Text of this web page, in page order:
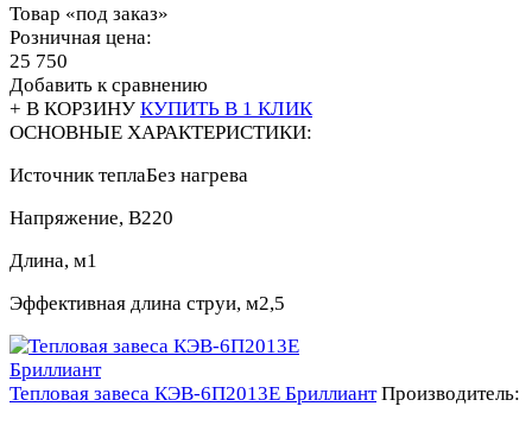
Товар «под заказ»
Розничная цена:
25 750
Добавить к сравнению
+ В КОРЗИНУ КУПИТЬ В 1 КЛИК
ОСНОВНЫЕ ХАРАКТЕРИСТИКИ:
Источник теплаБез нагрева
Напряжение, В220
Длина, м1
Эффективная длина струи, м2,5
Тепловая завеса КЭВ-6П2013E БриллиантПроизводитель: